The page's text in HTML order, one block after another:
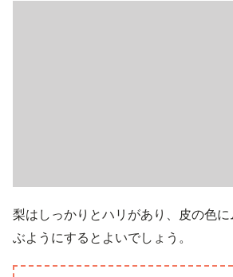
梨はしっかりとハリがあり、皮の色
ぶようにするとよいでしょう。